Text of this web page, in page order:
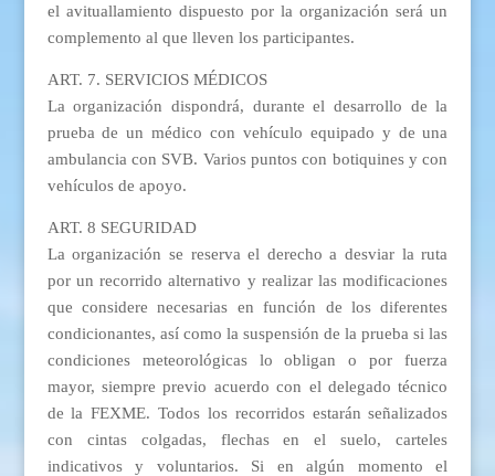
el avituallamiento dispuesto por la organización será un
complemento al que lleven los participantes.
ART. 7. SERVICIOS MÉDICOS
La organización dispondrá, durante el desarrollo de la
prueba de un médico con vehículo equipado y de una
ambulancia con SVB. Varios puntos con botiquines y con
vehículos de apoyo.
ART. 8 SEGURIDAD
La organización se reserva el derecho a desviar la ruta
por un recorrido alternativo y realizar las modificaciones
que considere necesarias en función de los diferentes
condicionantes, así como la suspensión de la prueba si las
condiciones meteorológicas lo obligan o por fuerza
mayor, siempre previo acuerdo con el delegado técnico
de la FEXME. Todos los recorridos estarán señalizados
con cintas colgadas, flechas en el suelo, carteles
indicativos y voluntarios. Si en algún momento el